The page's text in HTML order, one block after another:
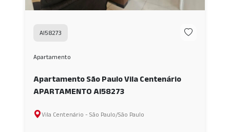
AI58273
Apartamento
Apartamento São Paulo Vila Centenário
APARTAMENTO AI58273
Vila Centenário - São Paulo/São Paulo